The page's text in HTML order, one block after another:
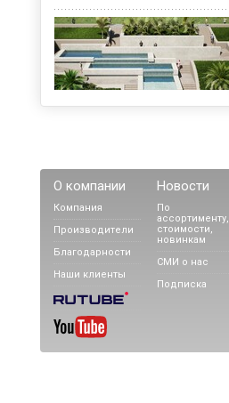
набережной Сочи
О компании
Компания
Производители
Благодарности
Наши клиенты
Новости
По
ассортименту,
стоимости,
новинкам
СМИ о нас
Подписка